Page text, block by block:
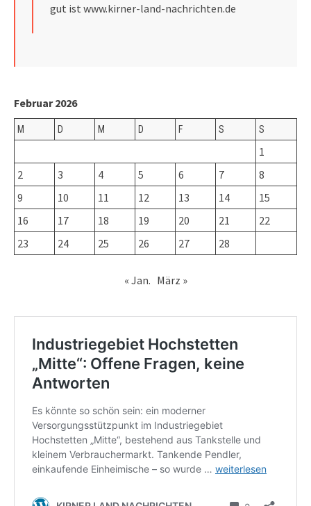
gut ist www.kirner-land-nachrichten.de
Februar 2026
M D M D F S S
1
2
3 4 5 6 7
8
9
10 11 12 13 14
15
16
17 18 19 20 21
22
23
24 25 26 27 28
« Jan. März »